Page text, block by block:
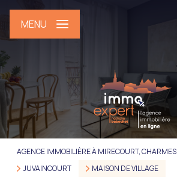
MENU
AGENCE IMMOBILIÈRE À MIRECOURT, CHARMES
JUVAINCOURT
MAISON DE VILLAGE